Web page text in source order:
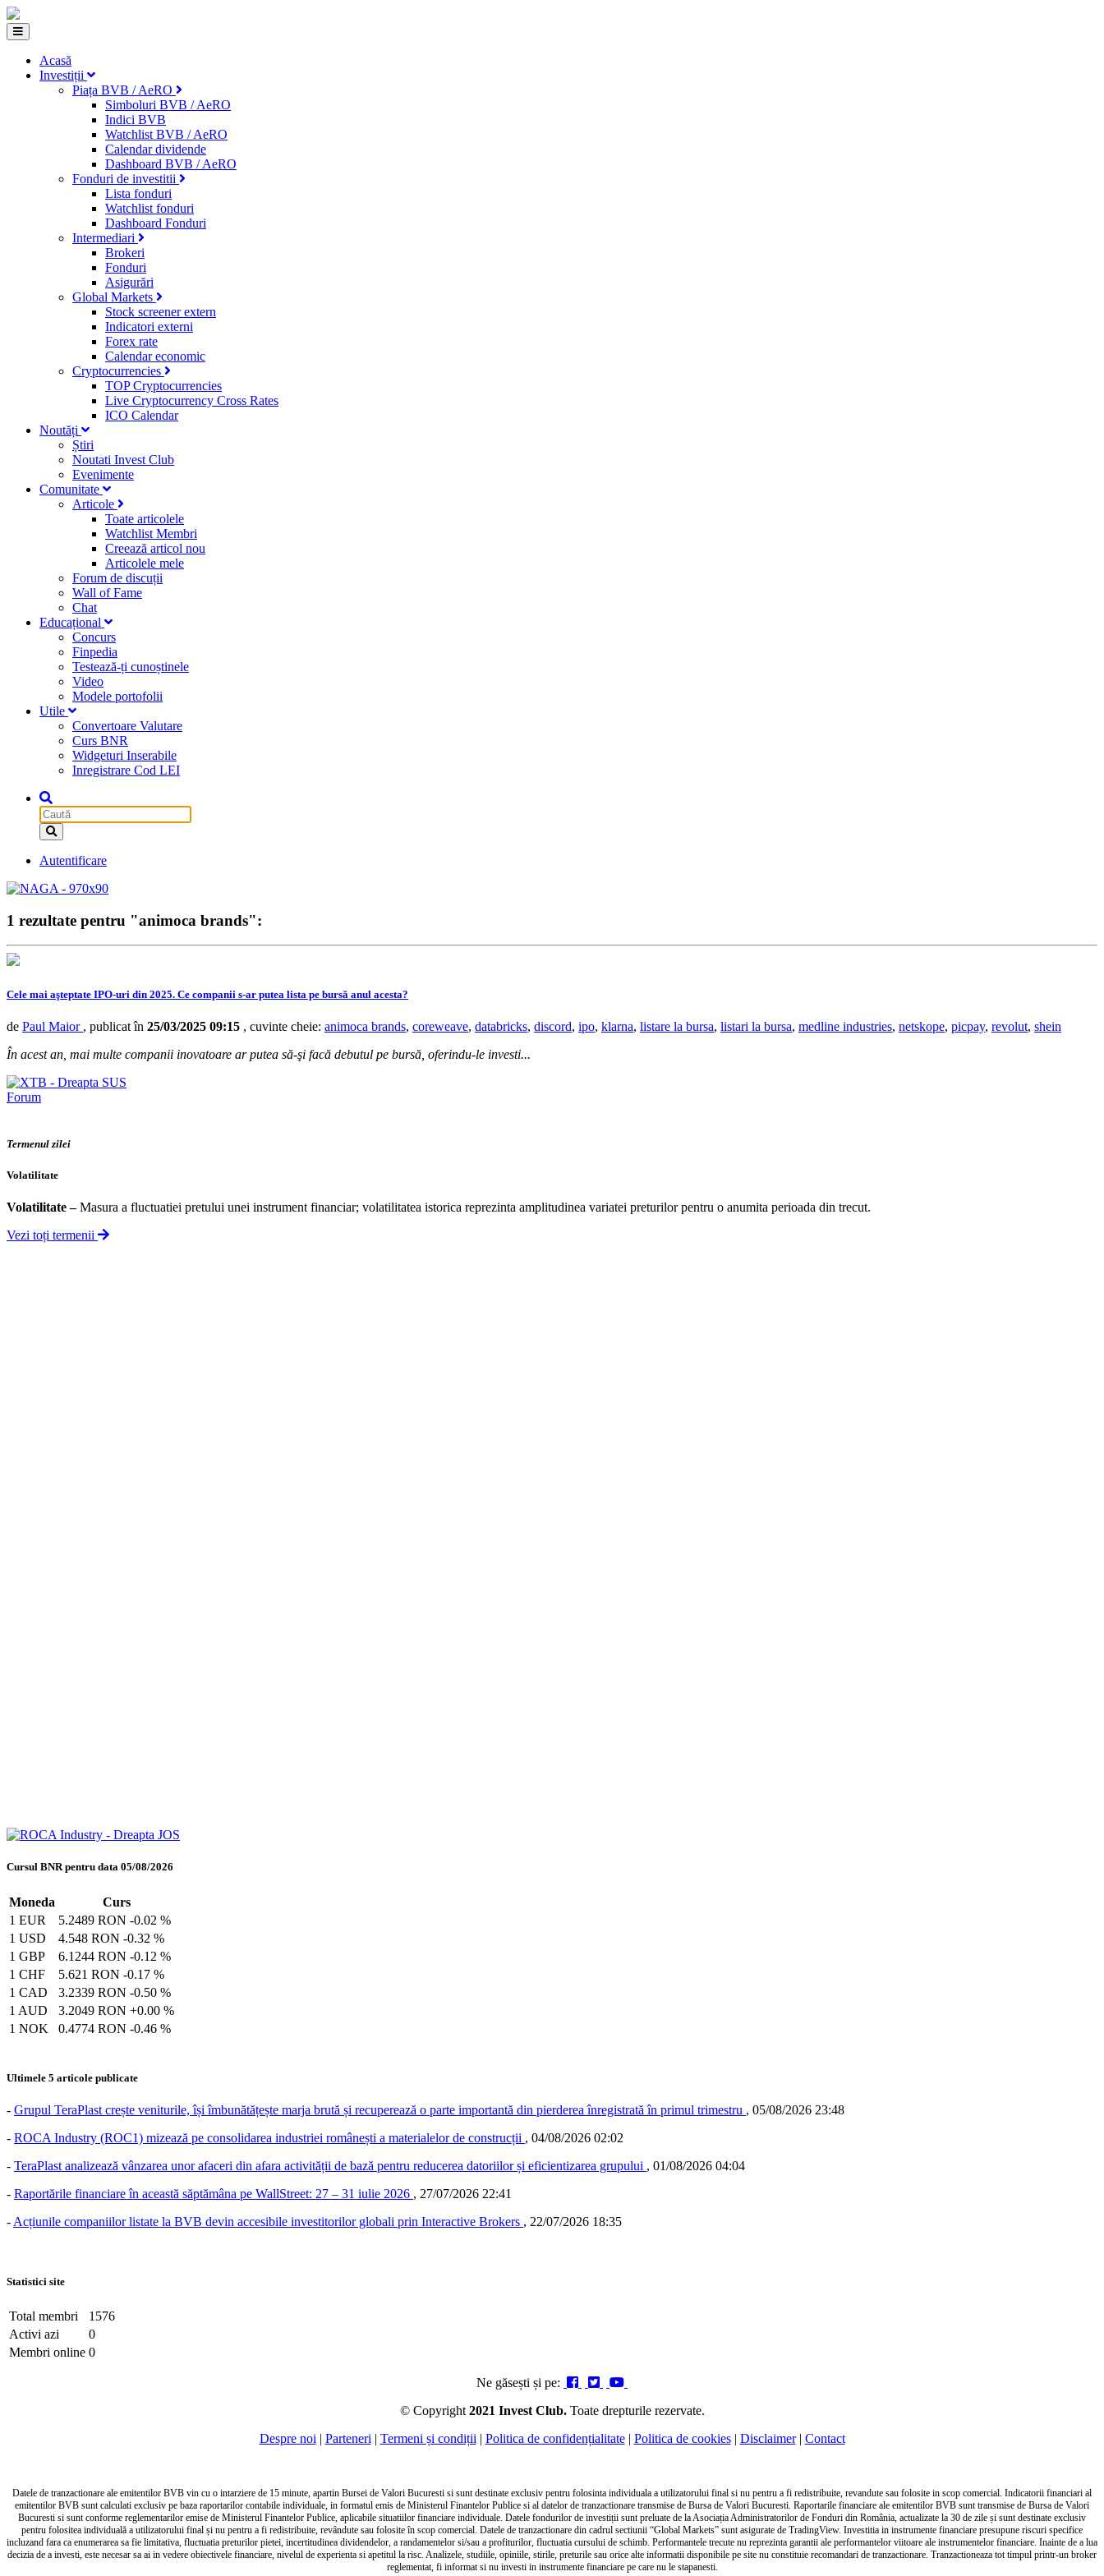
Acasă
Investiții
Piața BVB / AeRO
Simboluri BVB / AeRO
Indici BVB
Watchlist BVB / AeRO
Calendar dividende
Dashboard BVB / AeRO
Fonduri de investitii
Lista fonduri
Watchlist fonduri
Dashboard Fonduri
Intermediari
Brokeri
Fonduri
Asigurări
Global Markets
Stock screener extern
Indicatori externi
Forex rate
Calendar economic
Cryptocurrencies
TOP Cryptocurrencies
Live Cryptocurrency Cross Rates
ICO Calendar
Noutăți
Știri
Noutati Invest Club
Evenimente
Comunitate
Articole
Toate articolele
Watchlist Membri
Creează articol nou
Articolele mele
Forum de discuții
Wall of Fame
Chat
Educațional
Concurs
Finpedia
Testează-ți cunoștinele
Video
Modele portofolii
Utile
Convertoare Valutare
Curs BNR
Widgeturi Inserabile
Inregistrare Cod LEI
Autentificare
1 rezultate pentru "animoca brands":
Cele mai aşteptate IPO-uri din 2025. Ce companii s-ar putea lista pe bursă anul acesta?
de Paul Maior , publicat în 25/03/2025 09:15 , cuvinte cheie: animoca brands, coreweave, databricks, discord, ipo, klarna, listare la bursa, listari la bursa, medline industries, netskope, picpay, revolut, shein
În acest an, mai multe companii inovatoare ar putea să-şi facă debutul pe bursă, oferindu-le investi...
Forum
Termenul zilei
Volatilitate
Volatilitate–Masura a fluctuatiei pretului unei instrument financiar; volatilitatea istorica reprezinta amplitudinea variatei preturilor pentru o anumita perioada din trecut.
Vezi toți termenii
Cursul BNR pentru data 05/08/2026
Moneda
Curs
1 EUR
5.2489 RON -0.02 %
1 USD
4.548 RON -0.32 %
1 GBP
6.1244 RON -0.12 %
1 CHF
5.621 RON -0.17 %
1 CAD
3.2339 RON -0.50 %
1 AUD
3.2049 RON +0.00 %
1 NOK
0.4774 RON -0.46 %
Ultimele 5 articole publicate
- Grupul TeraPlast crește veniturile, își îmbunătățește marja brută și recuperează o parte importantă din pierderea înregistrată în primul trimestru , 05/08/2026 23:48
- ROCA Industry (ROC1) mizează pe consolidarea industriei românești a materialelor de construcții , 04/08/2026 02:02
- TeraPlast analizează vânzarea unor afaceri din afara activității de bază pentru reducerea datoriilor și eficientizarea grupului , 01/08/2026 04:04
- Raportările financiare în această săptămâna pe WallStreet: 27 – 31 iulie 2026 , 27/07/2026 22:41
- Acțiunile companiilor listate la BVB devin accesibile investitorilor globali prin Interactive Brokers , 22/07/2026 18:35
Statistici site
Total membri
1576
Activi azi
0
Membri online 0
Ne găsești și pe:
© Copyright 2021 Invest Club. Toate drepturile rezervate.
Despre noi | Parteneri | Termeni și condiții | Politica de confidențialitate| Politica de cookies| Disclaimer| Contact
Datele de tranzactionare ale emitentilor BVB vin cu o intarziere de 15 minute, apartin Bursei de Valori Bucuresti si sunt destinate exclusiv pentru folosinta individuala a utilizatorului final si nu pentru a fi redistribuite, revandute sau folosite in scop comercial. Indicatorii financiari al
emitentilor BVB sunt calculati exclusiv pe baza raportarilor contabile individuale, in formatul emis de Ministerul Finantelor Publice si al datelor de tranzactionare transmise de Bursa de Valori Bucuresti. Raportarile financiare ale emitentilor BVB sunt transmise de Bursa de Valori
Bucuresti si sunt conforme reglementarilor emise de Ministerul Finantelor Publice, aplicabile situatiilor financiare individuale. Datele fondurilor de investiții sunt preluate de la Asociația Administratorilor de Fonduri din România, actualizate la 30 de zile și sunt destinate exclusiv
pentru folositea individuală a utilizatorului final și nu pentru a fi redistribuite, revândute sau folosite în scop comercial. Datele de tranzactionare din cadrul sectiunii “Global Markets” sunt asigurate de TradingView. Investitia in instrumente financiare presupune riscuri specifice
incluzand fara ca enumerarea sa fie limitativa, fluctuatia preturilor pietei, incertitudinea dividendelor, a randamentelor si/sau a profiturilor, fluctuatia cursului de schimb. Performantele trecute nu reprezinta garantii ale performantelor viitoare ale instrumentelor financiare. Inainte de a lua
decizia de a investi, este necesar sa ai in vedere obiectivele financiare, nivelul de experienta si apetitul la risc. Analizele, studiile, opiniile, stirile, preturile sau orice alte informatii disponibile pe site nu constituie recomandari de tranzactionare. Tranzactioneaza tot timpul printr-un broker
reglementat, fi informat si nu investi in instrumente financiare pe care nu le stapanesti.